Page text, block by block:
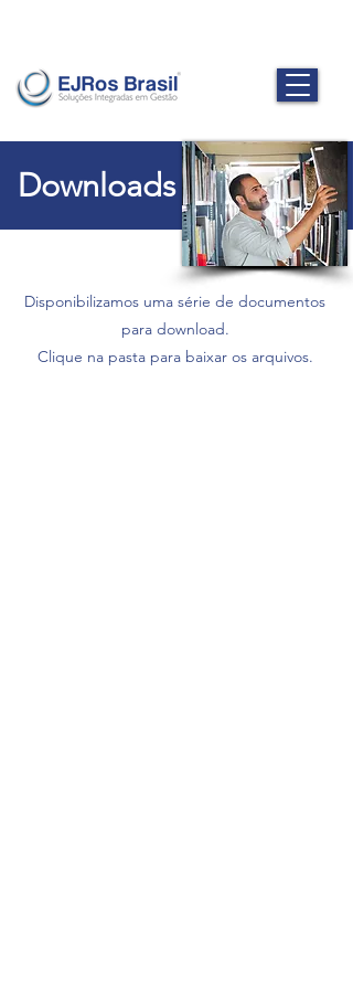
Downloads
Disponibilizamos uma série de documentos
para download.
Clique na pasta para baixar os arquivos.